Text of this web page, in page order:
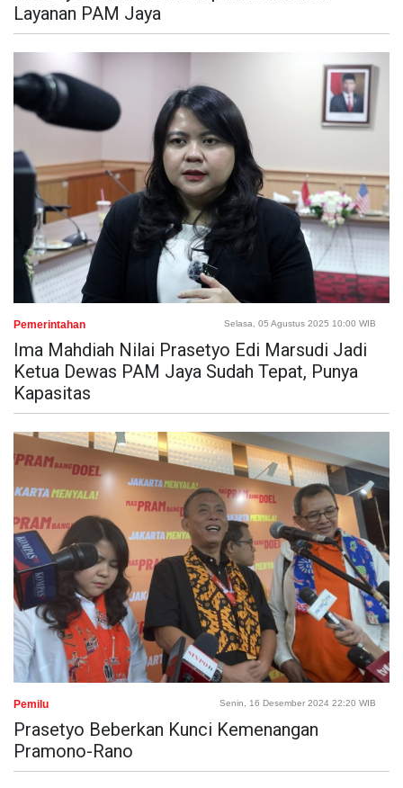
Layanan PAM Jaya
Pemerintahan Selasa, 05 Agustus 2025 10:00 WIB
Ima Mahdiah Nilai Prasetyo Edi Marsudi Jadi
Ketua Dewas PAM Jaya Sudah Tepat, Punya
Kapasitas
Pemilu Senin, 16 Desember 2024 22:20 WIB
Prasetyo Beberkan Kunci Kemenangan
Pramono-Rano